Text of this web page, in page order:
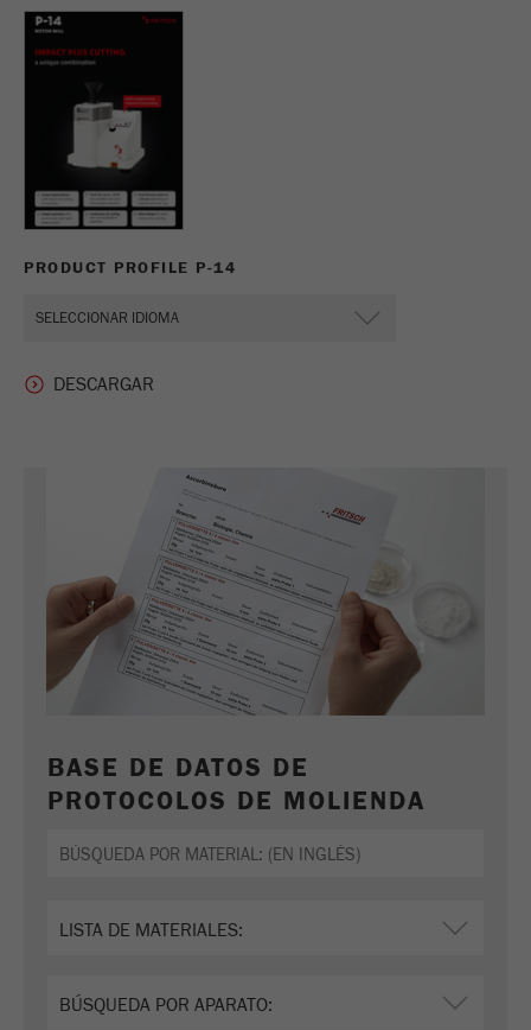
PRODUCT PROFILE P-14
BASE DE DATOS DE
PROTOCOLOS DE MOLIENDA